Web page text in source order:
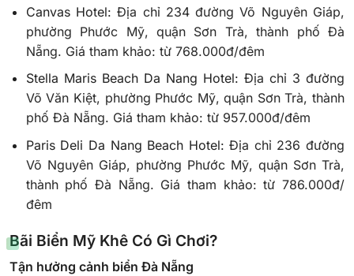
Canvas Hotel:Địa chỉ 234 đường Võ Nguyên Giáp,
phường Phước Mỹ, quận Sơn Trà, thành phố Đà
Nẵng. Giá tham khảo: từ 768.000đ/đêm
Stella Maris Beach Da Nang Hotel: Địa chỉ 3 đường
Võ Văn Kiệt, phường Phước Mỹ, quận Sơn Trà, thành
phố Đà Nẵng. Giá tham khảo: từ 957.000đ/đêm
Paris Deli Da Nang Beach Hotel:Địa chỉ 236 đường
Võ Nguyên Giáp, phường Phước Mỹ, quận Sơn Trà,
thành phố Đà Nẵng. Giá tham khảo: từ 786.000đ/
đêm
Bãi Biển Mỹ Khê Có Gì Chơi?
Tận hưởng cảnh biển Đà Nẵng